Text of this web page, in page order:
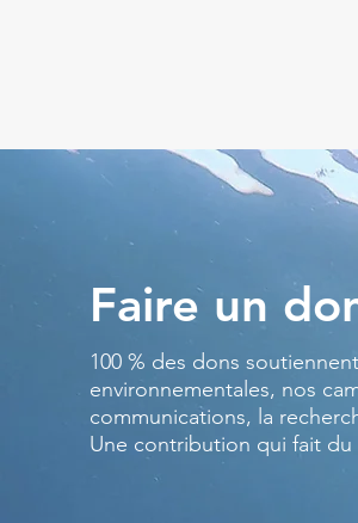
Faire un
100 % des dons
environnementales, nos
communications, la
Une contribution qui fait